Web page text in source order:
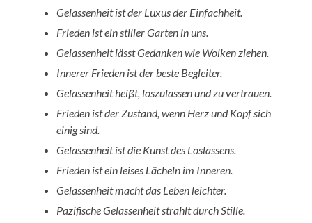
Gelassenheit ist der Luxus der Einfachheit.
Frieden ist ein stiller Garten in uns.
Gelassenheit lässt Gedanken wie Wolken ziehen.
Innerer Frieden ist der beste Begleiter.
Gelassenheit heißt, loszulassen und zu vertrauen.
Frieden ist der Zustand, wenn Herz und Kopf sich
einig sind.
Gelassenheit ist die Kunst des Loslassens.
Frieden ist ein leises Lächeln im Inneren.
Gelassenheit macht das Leben leichter.
Pazifische Gelassenheit strahlt durch Stille.